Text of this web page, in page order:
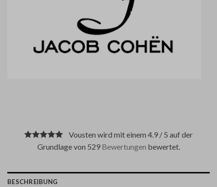
Vousten wird mit einem 4.9 / 5 auf der
Grundlage von 529 Bewertungen bewertet.
BESCHREIBUNG